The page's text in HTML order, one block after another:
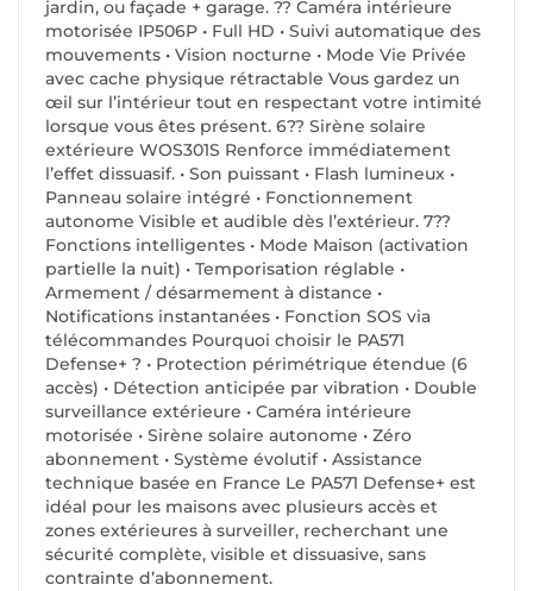
jardin, ou façade + garage. ?? Caméra intérieure
motorisée IP506P • Full HD • Suivi automatique des
mouvements • Vision nocturne • Mode Vie Privée
avec cache physique rétractable Vous gardez un
œil sur l’intérieur tout en respectant votre intimité
lorsque vous êtes présent. 6?? Sirène solaire
extérieure WOS301S Renforce immédiatement
l’effet dissuasif. • Son puissant • Flash lumineux •
Panneau solaire intégré • Fonctionnement
autonome Visible et audible dès l’extérieur. 7??
Fonctions intelligentes • Mode Maison (activation
partielle la nuit) • Temporisation réglable •
Armement / désarmement à distance •
Notifications instantanées • Fonction SOS via
télécommandes Pourquoi choisir le PA571
Defense+ ? • Protection périmétrique étendue (6
accès) • Détection anticipée par vibration • Double
surveillance extérieure • Caméra intérieure
motorisée • Sirène solaire autonome • Zéro
abonnement • Système évolutif • Assistance
technique basée en France Le PA571 Defense+ est
idéal pour les maisons avec plusieurs accès et
zones extérieures à surveiller, recherchant une
sécurité complète, visible et dissuasive, sans
contrainte d’abonnement.